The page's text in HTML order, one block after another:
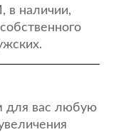
в наличии,
для вас любую